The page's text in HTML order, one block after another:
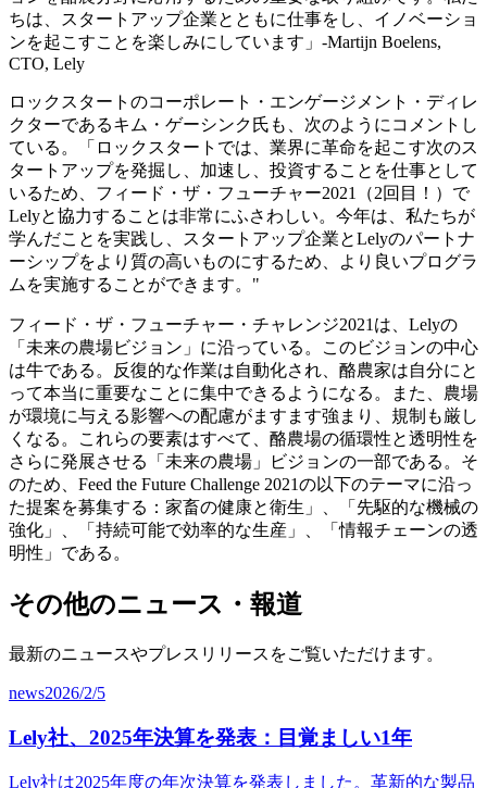
ちは、スタートアップ企業とともに仕事をし、イノベーショ
ンを起こすことを楽しみにしています」-Martijn Boelens,
CTO, Lely
ロックスタートのコーポレート・エンゲージメント・ディレ
クターであるキム・ゲーシンク氏も、次のようにコメントし
ている。「ロックスタートでは、業界に革命を起こす次のス
タートアップを発掘し、加速し、投資することを仕事として
いるため、フィード・ザ・フューチャー2021（2回目！）で
Lelyと協力することは非常にふさわしい。今年は、私たちが
学んだことを実践し、スタートアップ企業とLelyのパートナ
ーシップをより質の高いものにするため、より良いプログラ
ムを実施することができます。"
フィード・ザ・フューチャー・チャレンジ2021は、Lelyの
「未来の農場ビジョン」に沿っている。このビジョンの中心
は牛である。反復的な作業は自動化され、酪農家は自分にと
って本当に重要なことに集中できるようになる。また、農場
が環境に与える影響への配慮がますます強まり、規制も厳し
くなる。これらの要素はすべて、酪農場の循環性と透明性を
さらに発展させる「未来の農場」ビジョンの一部である。そ
のため、Feed the Future Challenge 2021の以下のテーマに沿っ
た提案を募集する：家畜の健康と衛生」、「先駆的な機械の
強化」、「持続可能で効率的な生産」、「情報チェーンの透
明性」である。
その他のニュース・報道
最新のニュースやプレスリリースをご覧いただけます。
news2026/2/5
Lely社、2025年決算を発表：目覚ましい1年
Lely社は2025年度の年次決算を発表しました。革新的な製品